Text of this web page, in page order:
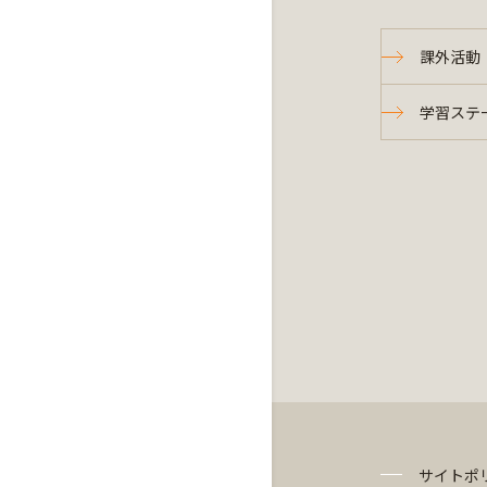
課外活動
学習ステ
サイトポ